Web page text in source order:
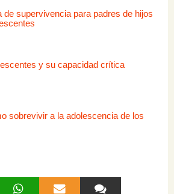
de supervivencia para padres de hijos
y su capacidad crítica
sobrevivir a la adolescencia de los